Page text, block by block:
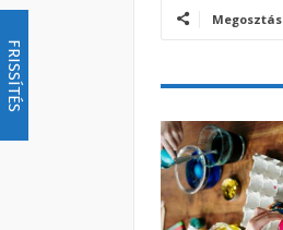
FRISSÍTÉS
Megosztás